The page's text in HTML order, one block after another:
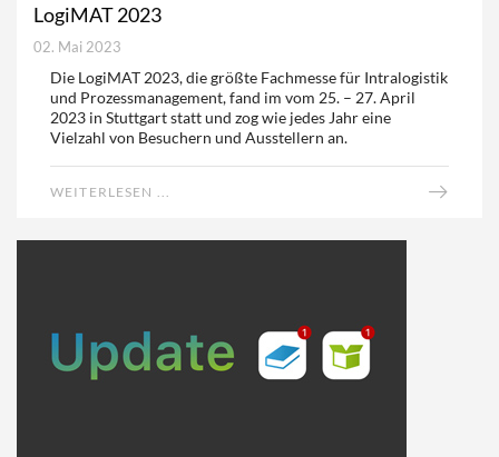
LogiMAT 2023
02. Mai 2023
Die LogiMAT 2023, die größte Fachmesse für Intralogistik
und Prozessmanagement, fand im vom 25. – 27. April
2023 in Stuttgart statt und zog wie jedes Jahr eine
Vielzahl von Besuchern und Ausstellern an.
WEITERLESEN ...